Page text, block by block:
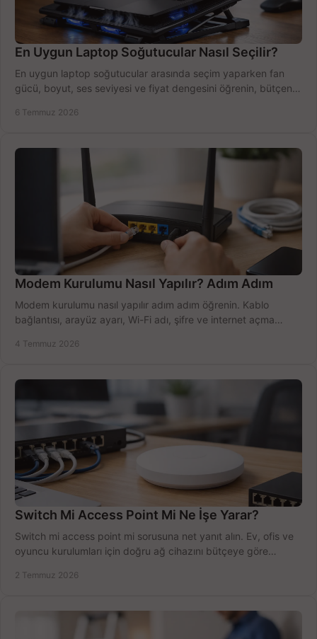
En Uygun Laptop Soğutucular Nasıl Seçilir?
En uygun laptop soğutucular arasında seçim yaparken fan
gücü, boyut, ses seviyesi ve fiyat dengesini öğrenin, bütçenizi
6 Temmuz 2026
Modem Kurulumu Nasıl Yapılır? Adım Adım
Modem kurulumu nasıl yapılır adım adım öğrenin. Kablo
bağlantısı, arayüz ayarı, Wi-Fi adı, şifre ve internet açma
4 Temmuz 2026
Switch Mi Access Point Mi Ne İşe Yarar?
Switch mi access point mi sorusuna net yanıt alın. Ev, ofis ve
oyuncu kurulumları için doğru ağ cihazını bütçeye göre
2 Temmuz 2026